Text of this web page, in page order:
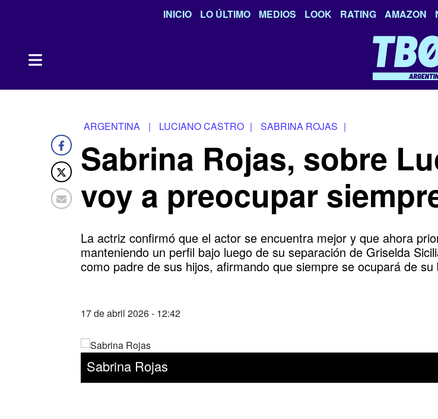
INICIO LO ÚLTIMO MEDIOS LOOK RATING AMAZON
ARGENTINA | LUCIANO CASTRO | SABRINA ROJAS |
Sabrina Rojas, sobre
voy a preocupar
La actriz confirmó que el actor se encuentra mejor y que ahora
manteniendo un perfil bajo luego de su separación de Griselda
como padre de sus hijos, afirmando que siempre se ocupará de
17 de abril 2026 - 12:42
Sabrina Rojas